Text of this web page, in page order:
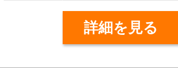
詳細を見る